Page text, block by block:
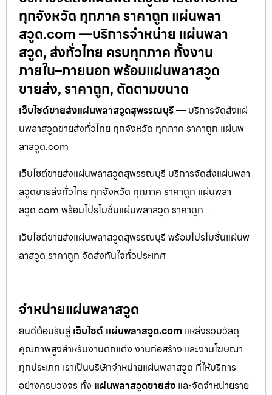
ทุกจังหวัด ทุกภาค ราคาถูก แผ่นพลา
สวูด.com —บริการจำหน่าย แผ่นพลา
สวูด, ส่งทั่วไทย ครบทุกภาค ทั้งงาน
ภายใน–ภายนอก พร้อมแผ่นพลาสวูด
ขายส่ง, ราคาถูก, ตัดตามขนาด
เว็บไซต์ขายส่งแผ่นพลาสวูดสุพรรณบุรี— บริการจัดส่งแผ่
นพลาสวูดขายส่งทั่วไทย ทุกจังหวัด ทุกภาค ราคาถูก แผ่นพ
ลาสวูด.com
เว็บไซต์ขายส่งแผ่นพลาสวูดสุพรรณบุรี บริการจัดส่งแผ่นพลา
สวูดขายส่งทั่วไทย ทุกจังหวัด ทุกภาค ราคาถูก แผ่นพลา
สวูด.com พร้อมโปรโมชั่นแผ่นพลาสวูด ราคาถูก…
เว็บไซต์ขายส่งแผ่นพลาสวูดสุพรรณบุรี พร้อมโปรโมชั่นแผ่นพ
ลาสวูด ราคาถูก จัดส่งทันใจทั่วประเทศ
จำหน่ายแผ่นพลาสวูด
ยินดีต้อนรับสู่ เว็บไซต์ แผ่นพลาสวูด.com แหล่งรวมวัสดุ
คุณภาพสูงสำหรับงานตกแต่ง งานก่อสร้าง และงานโฆษณา
ทุกประเภท เราเป็นบริษัทจำหน่ายแผ่นพลาสวูด ที่ให้บริการ
อย่างครบวงจร ทั้ง แผ่นพลาสวูดขายส่ง และจัดจำหน่ายราย